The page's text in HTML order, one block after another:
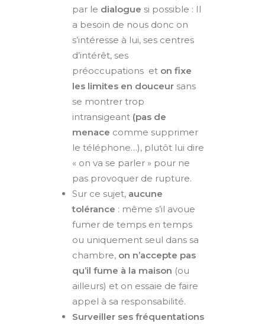
par le dialogue si possible : Il
a besoin de nous donc on
s’intéresse à lui, ses centres
d’intérêt, ses
préoccupations et on fixe
les limites en douceursans
se montrer trop
intransigeant (pas de
menace comme supprimer
le téléphone…), plutôt lui dire
« on va se parler » pour ne
pas provoquer de rupture.
Sur ce sujet, aucune
tolérance : même s’il avoue
fumer de temps en temps
ou uniquement seul dans sa
chambre, on n’accepte pas
qu’il fume à la maison (ou
ailleurs) et on essaie de faire
appel à sa responsabilité.
Surveiller ses fréquentations